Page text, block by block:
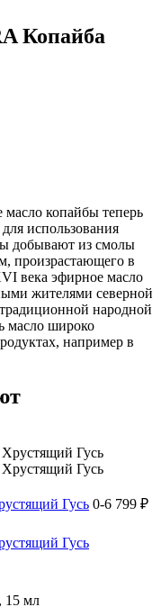
Копайба
копайбы теперь
использования
добывают из смолы
произрастающего в
века эфирное масло
жителями северной
народной
масло широко
например в
Гусь 0-6 799 ₽
Гусь